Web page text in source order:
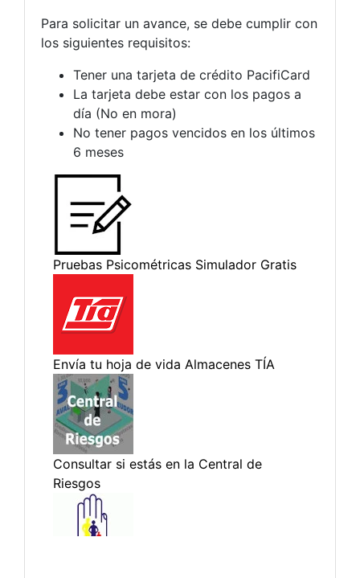
Para solicitar un avance, se debe cumplir con
los siguientes requisitos:
Tener una tarjeta de crédito PacifiCard
La tarjeta debe estar con los pagos a
día (No en mora)
No tener pagos vencidos en los últimos
6 meses